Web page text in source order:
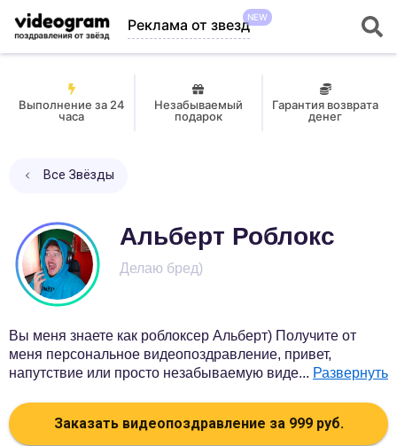
Реклама от звездNEW
Выполнение за 24
часа
Незабываемый
подарок
Гарантия возврата
денег
Все Звёзды
Альберт Роблокс
Делаю бред)
Вы меня знаете как роблоксер Альберт) Получите от
меня персональное видеопоздравление, привет,
напутствие или просто незабываемую виде... Развернуть
Заказать видеопоздравление за 999руб.